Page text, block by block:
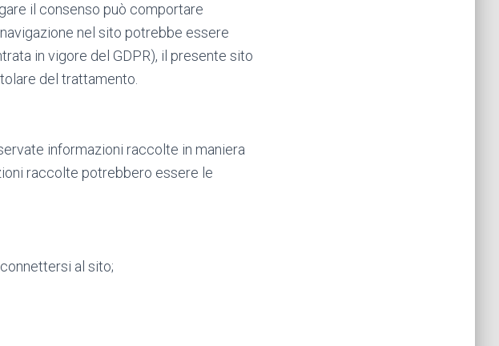
il consenso può comportare
nel sito potrebbe essere
in vigore del GDPR), il presente sito
del trattamento.
informazioni raccolte in maniera
raccolte potrebbero essere le
al sito;